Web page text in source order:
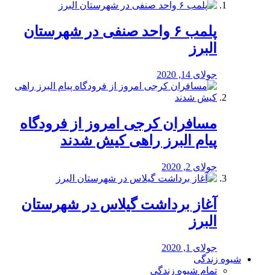
پلمب ۶ واحد صنفی در شهرستان
البرز
جولای 14, 2020
مسافران کرجی امروز از فرودگاه
پیام البرز راهی کیش شدند
جولای 2, 2020
آغاز برداشت گیلاس در شهرستان
البرز
جولای 1, 2020
شیوه زندگی
تمام شیوه زندگی